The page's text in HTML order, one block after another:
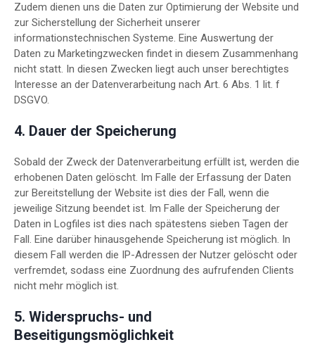
Zudem dienen uns die Daten zur Optimierung der Website und
zur Sicherstellung der Sicherheit unserer
informationstechnischen Systeme. Eine Auswertung der
Daten zu Marketingzwecken findet in diesem Zusammenhang
nicht statt. In diesen Zwecken liegt auch unser berechtigtes
Interesse an der Datenverarbeitung nach Art. 6 Abs. 1 lit. f
DSGVO.
4. Dauer der Speicherung
Sobald der Zweck der Datenverarbeitung erfüllt ist, werden die
erhobenen Daten gelöscht. Im Falle der Erfassung der Daten
zur Bereitstellung der Website ist dies der Fall, wenn die
jeweilige Sitzung beendet ist. Im Falle der Speicherung der
Daten in Logfiles ist dies nach spätestens sieben Tagen der
Fall. Eine darüber hinausgehende Speicherung ist möglich. In
diesem Fall werden die IP-Adressen der Nutzer gelöscht oder
verfremdet, sodass eine Zuordnung des aufrufenden Clients
nicht mehr möglich ist.
5. Widerspruchs- und
Beseitigungsmöglichkeit